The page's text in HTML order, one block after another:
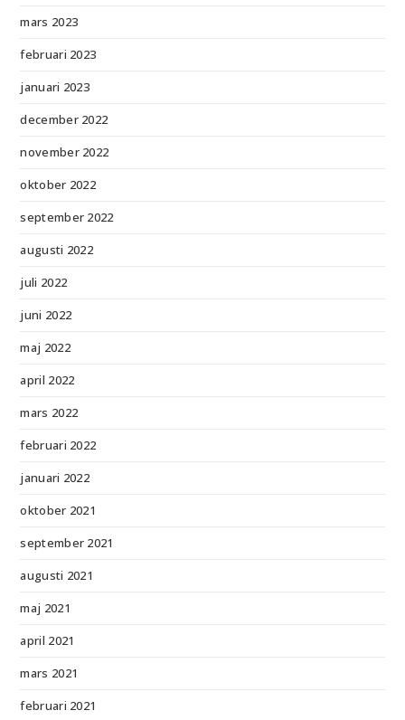
mars 2023
februari 2023
januari 2023
december 2022
november 2022
oktober 2022
september 2022
augusti 2022
juli 2022
juni 2022
maj 2022
april 2022
mars 2022
februari 2022
januari 2022
oktober 2021
september 2021
augusti 2021
maj 2021
april 2021
mars 2021
februari 2021